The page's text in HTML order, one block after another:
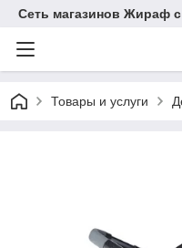
Сеть магазинов Жираф
Товары и услуги